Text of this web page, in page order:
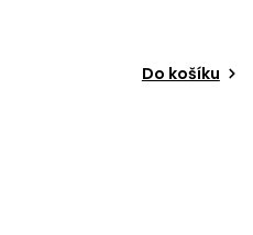
Do košíku